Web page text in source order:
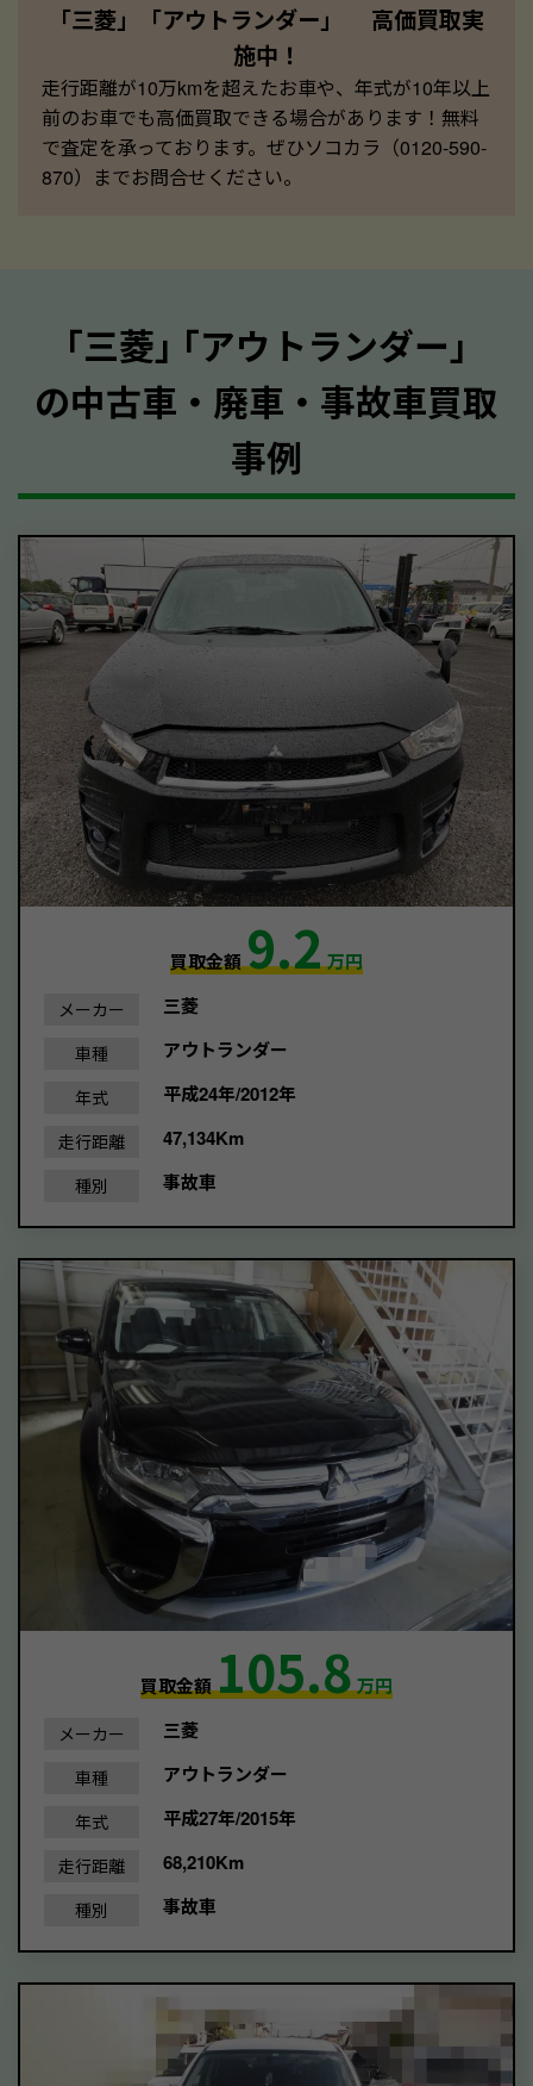
「三菱」「アウトランダー」 高価買取実
施中！
走行距離が10万kmを超えたお車や、年式が10年以上
前のお車でも高価買取できる場合があります！無料
で査定を承っております。ぜひソコカラ（0120-590-
870）までお問合せください。
｢三菱｣ ｢アウトランダー｣
の中古車・廃車・事故車買取
事例
買取金額9.2万円
メーカー 三菱
車種 アウトランダー
年式 平成24年/2012年
走行距離 47,134Km
種別 事故車
買取金額105.8万円
メーカー 三菱
車種 アウトランダー
年式 平成27年/2015年
走行距離 68,210Km
種別 事故車